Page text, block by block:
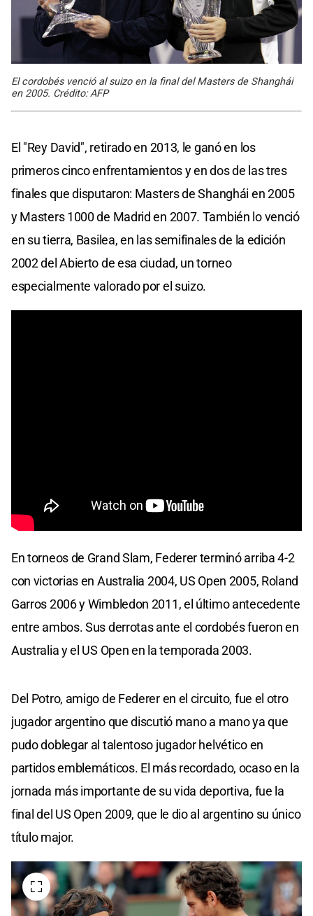
El cordobés venció al suizo en la final del Masters de Shanghái
en 2005. Crédito: AFP
El "Rey David", retirado en 2013, le ganó en los
primeros cinco enfrentamientos y en dos de las tres
finales que disputaron: Masters de Shanghái en 2005
y Masters 1000 de Madrid en 2007. También lo venció
en su tierra, Basilea, en las semifinales de la edición
2002 del Abierto de esa ciudad, un torneo
especialmente valorado por el suizo.
En torneos de Grand Slam, Federer terminó arriba 4-2
con victorias en Australia 2004, US Open 2005, Roland
Garros 2006 y Wimbledon 2011, el último antecedente
entre ambos. Sus derrotas ante el cordobés fueron en
Australia y el US Open en la temporada 2003.
Del Potro, amigo de Federer en el circuito, fue el otro
jugador argentino que discutió mano a mano ya que
pudo doblegar al talentoso jugador helvético en
partidos emblemáticos. El más recordado, ocaso en la
jornada más importante de su vida deportiva, fue la
final del US Open 2009, que le dio al argentino su único
título major.